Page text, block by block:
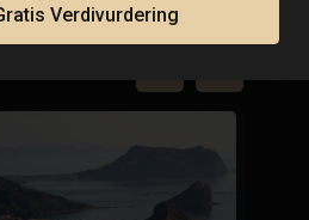
Verdivurdering